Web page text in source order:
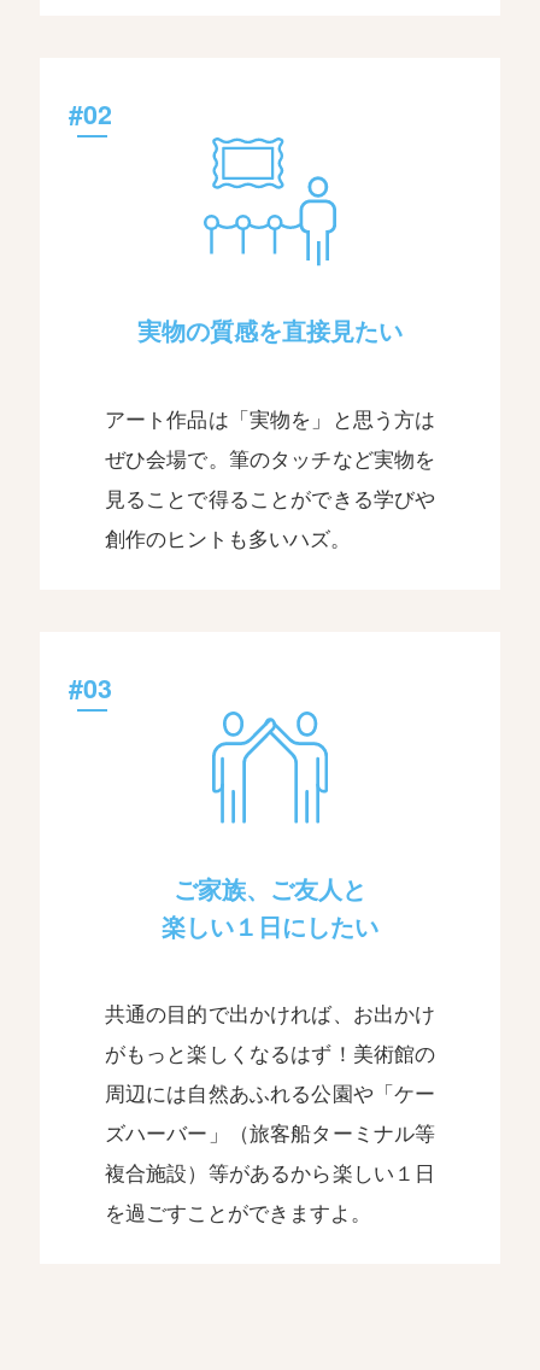
#02
実物の質感を直接見たい
アート作品は「実物を」と思う方は
ぜひ会場で。筆のタッチなど実物を
見ることで得ることができる学びや
創作のヒントも多いハズ。
#03
ご家族、ご友人と
楽しい１日にしたい
共通の目的で出かければ、お出かけ
がもっと楽しくなるはず！美術館の
周辺には自然あふれる公園や「ケー
ズハーバー」（旅客船ターミナル等
複合施設）等があるから楽しい１日
を過ごすことができますよ。